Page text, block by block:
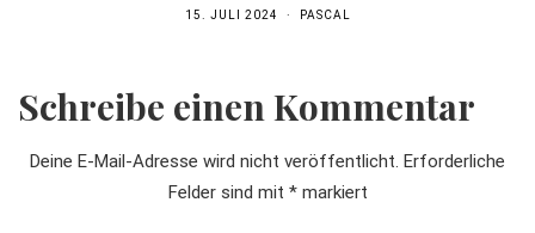
15. JULI 2024 PASCAL
Schreibe einen Kommentar
Deine E-Mail-Adresse wird nicht veröffentlicht. Erforderliche
Felder sind mit *markiert